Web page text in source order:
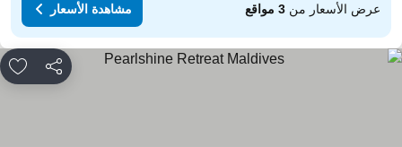
عرض الأسعار من3 مواقع مشاهدة الأسعار
مشاركة